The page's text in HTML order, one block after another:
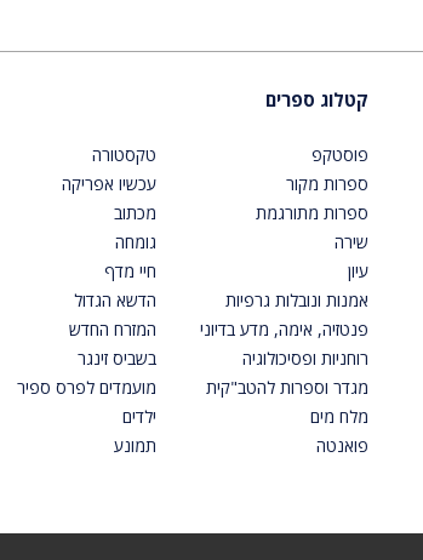
קטלוג ספרים
פוסטקפ
ספרות מקור
ספרות מתורגמת
שירה
עיון
אמנות ונובלות גרפיות
פנטזיה, אימה, מדע בדיוני
רוחניות ופסיכולוגיה
מגדר וספרות להטב"קית
מלח מים
פואנטה
טקסטורה
עכשיו אפריקה
מכתוב
גומחה
חיי מדף
הדשא הגדול
המזרח החדש
בשביס זינגר
מועמדים לפרס ספיר
ילדים
תמונע